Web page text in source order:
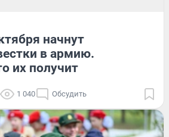
начнут
в армию.
их получит
1 040 Обсудить